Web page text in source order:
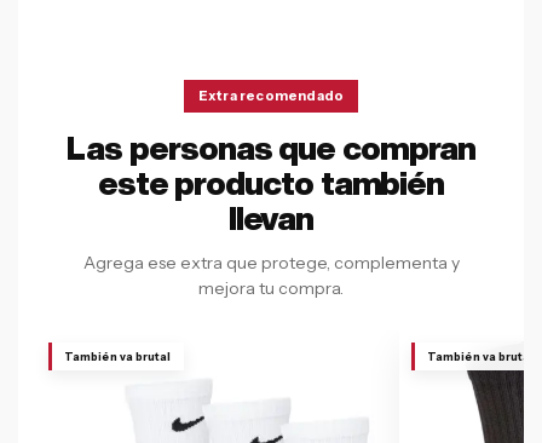
Extra recomendado
Las personas que compran
este producto también
llevan
Agrega ese extra que protege, complementa y
mejora tu compra.
También va brutal También va brutal